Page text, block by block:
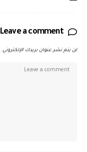
Leave a comment
لن يتم نشر عنوان بريدك الإلكتروني.